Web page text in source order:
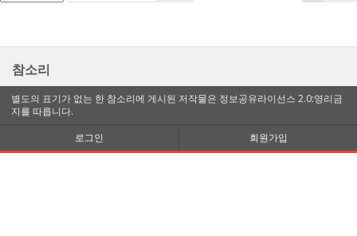
참소리
별도의 표기가 없는 한 참소리에 게시된 저작물은 정보공유라이선스 2.0:영리금
지를 따릅니다.
로그인
회원가입